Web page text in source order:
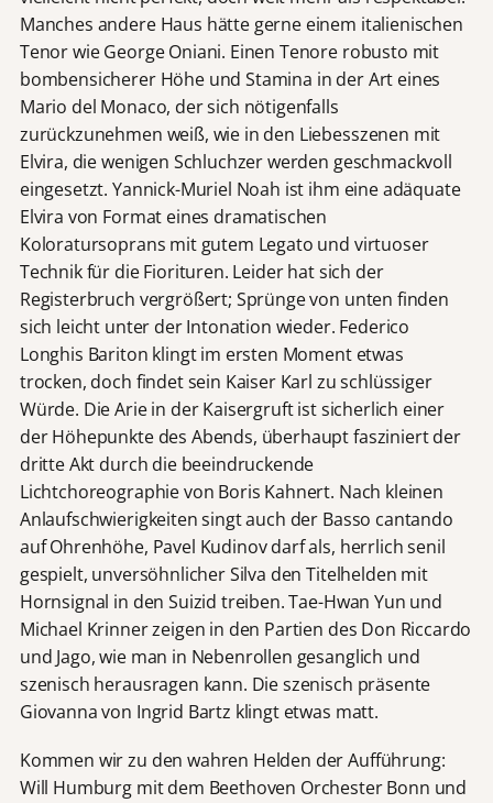
Manches andere Haus hätte gerne einem italienischen
Tenor wie George Oniani. Einen Tenore robusto mit
bombensicherer Höhe und Stamina in der Art eines
Mario del Monaco, der sich nötigenfalls
zurückzunehmen weiß, wie in den Liebesszenen mit
Elvira, die wenigen Schluchzer werden geschmackvoll
eingesetzt. Yannick-Muriel Noah ist ihm eine adäquate
Elvira von Format eines dramatischen
Koloratursoprans mit gutem Legato und virtuoser
Technik für die Fiorituren. Leider hat sich der
Registerbruch vergrößert; Sprünge von unten finden
sich leicht unter der Intonation wieder. Federico
Longhis Bariton klingt im ersten Moment etwas
trocken, doch findet sein Kaiser Karl zu schlüssiger
Würde. Die Arie in der Kaisergruft ist sicherlich einer
der Höhepunkte des Abends, überhaupt fasziniert der
dritte Akt durch die beeindruckende
Lichtchoreographie von Boris Kahnert. Nach kleinen
Anlaufschwierigkeiten singt auch der Basso cantando
auf Ohrenhöhe, Pavel Kudinov darf als, herrlich senil
gespielt, unversöhnlicher Silva den Titelhelden mit
Hornsignal in den Suizid treiben. Tae-Hwan Yun und
Michael Krinner zeigen in den Partien des Don Riccardo
und Jago, wie man in Nebenrollen gesanglich und
szenisch herausragen kann. Die szenisch präsente
Giovanna von Ingrid Bartz klingt etwas matt.
Kommen wir zu den wahren Helden der Aufführung:
Will Humburg mit dem Beethoven Orchester Bonn und